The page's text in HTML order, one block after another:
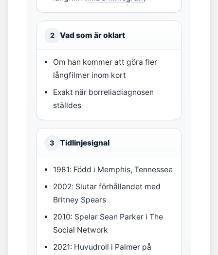
2 Vad som är oklart
Om han kommer att göra fler
långfilmer inom kort
Exakt när borreliadiagnosen
ställdes
3 Tidlinjesignal
1981: Född i Memphis, Tennessee
2002: Slutar förhållandet med
Britney Spears
2010: Spelar Sean Parker i The
Social Network
2021: Huvudroll i Palmer på